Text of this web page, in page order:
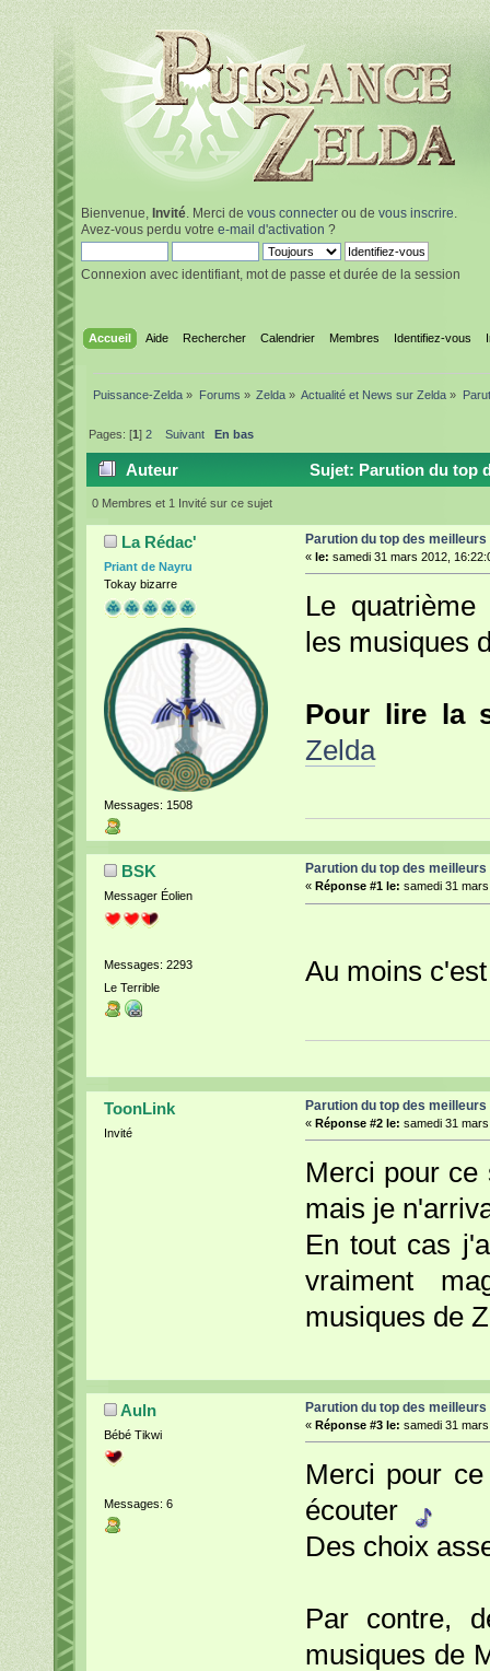
Bienvenue, Invité . Merci de vous connecter ou de vous inscrire
Avez-vous perdu votre e-mail d'activation ?
Connexion avec identifiant, mot de passe et durée de la session
Accueil Aide Rechercher Calendrier Membres Identifiez-vous
Puissance-Zelda » Forums » Zelda» Actualité et News sur Zelda »
Pages: [1]2 Suivant En bas
Auteur Sujet: Parution du top
0 Membres et 1 Invité sur ce sujet
La Rédac'
Priant de Nayru
Tokay bizarre
Messages: 1508
Parution du top des
« le: samedi 31 mars 2012,
Le
les musiques
Pour lire la
Zelda
BSK
Messager Éolien
Messages: 2293
Le Terrible
Parution du top des
« Réponse #1 le: samedi 31
Au moins
ToonLink
Invité
Parution du top des
« Réponse #2 le: samedi 31
Merci pour ce
mais je
En tout cas
vraiment
musiques de
Auln
Bébé Tikwi
Messages: 6
Parution du top des
« Réponse #3 le: samedi 31
Merci pour
écouter
Des choix
Par contre,
musiques de